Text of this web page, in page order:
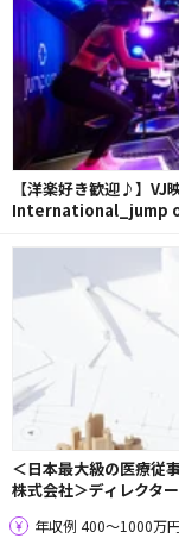
【洋楽好き歓迎♪】VJ
International_jump
＜日本最大級の医療従
株式会社＞ディレクタ
年収例 400〜1000万